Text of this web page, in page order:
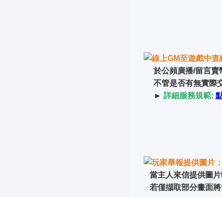
線上GM至遊戲中查
於公頻廣播/留言賣
不管是否有無實際
► 詳細服務規範:
玩家舉報提供圖片
當主人來信提供圖
若僅擷取部分畫面